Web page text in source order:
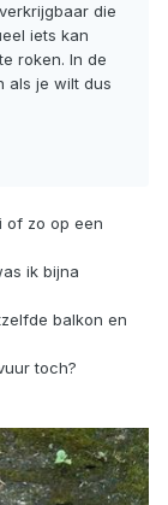
die
iets kan
roken. In de
als je wilt dus
of zo op een
ik bijna
balkon en
toch?